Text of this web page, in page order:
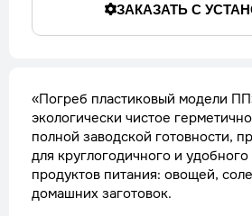
ЗАКАЗАТЬ С
«Погреб пластиковый модели
экологически чистое
полной заводской готовности,
для круглогодичного и
продуктов питания: овощей,
домашних заготовок.